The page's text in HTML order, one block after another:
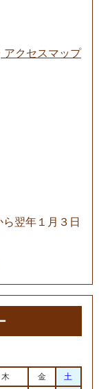
アクセスマップ
翌年１月３日
木 金
土